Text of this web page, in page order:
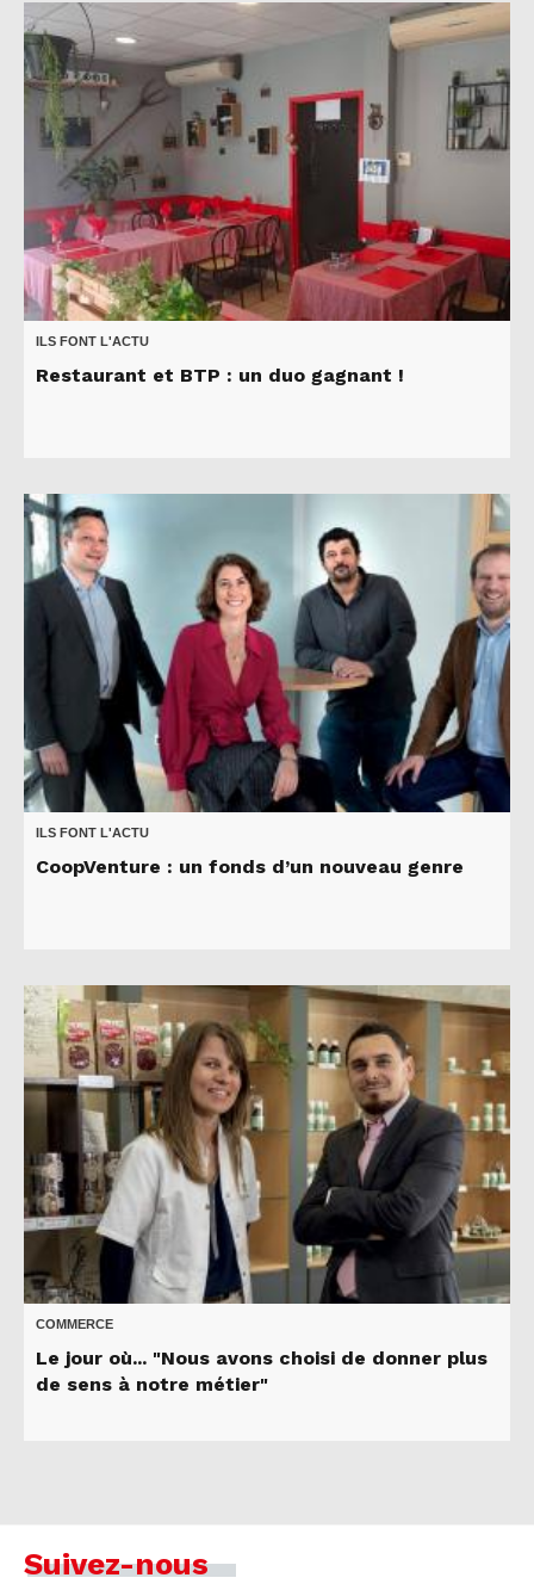
ILS FONT L'ACTU
Restaurant et BTP : un duo gagnant !
ILS FONT L'ACTU
CoopVenture : un fonds d’un nouveau genre
COMMERCE
Le jour où... "Nous avons choisi de donner plus
de sens à notre métier"
Suivez-nous